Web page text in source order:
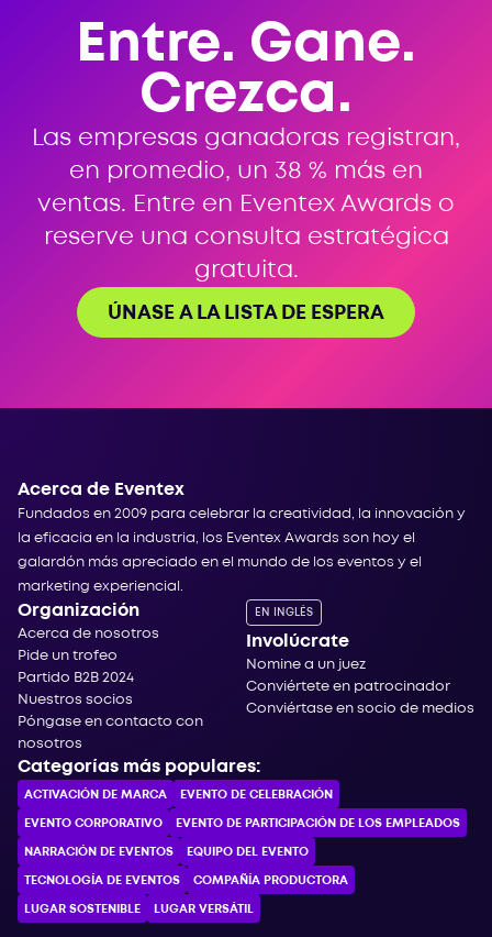
Entre. Gane.
Crezca.
Las empresas ganadoras registran,
en promedio, un 38 % más en
ventas. Entre en Eventex Awards o
reserve una consulta estratégica
gratuita.
ÚNASE A LA LISTA DE ESPERA
Acerca de Eventex
Fundados en 2009 para celebrar la creatividad, la innovación y
la eficacia en la industria, los Eventex Awards son hoy el
galardón más apreciado en el mundo de los eventos y el
marketing experiencial.
Organización
Acerca de nosotros
Pide un trofeo
Partido B2B 2024
Nuestros socios
Póngase en contacto con
nosotros
EN INGLÉS
Involúcrate
Nomine a un juez
Conviértete en patrocinador
Conviértase en socio de medios
Categorías más populares:
ACTIVACIÓN DE MARCA EVENTO DE CELEBRACIÓN
EVENTO CORPORATIVO EVENTO DE PARTICIPACIÓN DE LOS EMPLEADOS
NARRACIÓN DE EVENTOS EQUIPO DEL EVENTO
TECNOLOGÍA DE EVENTOS COMPAÑÍA PRODUCTORA
LUGAR SOSTENIBLE LUGAR VERSÁTIL